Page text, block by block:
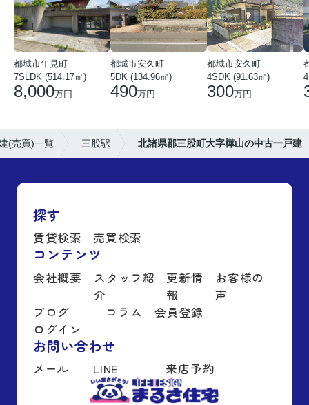
都城市年見町
7SLDK (514.17㎡)
8,000万円
都城市安久町
5DK (134.96㎡)
490万円
都城市安久町
4SDK (91.63㎡)
300万円
(売買)一覧 三股駅 北諸県郡三股町大字樺山の中古一戸建
探す
賃貸検索 売買検索
コンテンツ
会社概要
スタッフ紹
介
更新情
報
お客様の
声
ブログ
コラム
会員登録
ログイン
お問い合わせ
メール LINE 来店予約